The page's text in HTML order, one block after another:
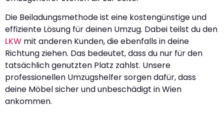
Die Beiladungsmethode ist eine kostengünstige und
effiziente Lösung für deinen Umzug. Dabei teilst du den
LKW mit anderen Kunden, die ebenfalls in deine
Richtung ziehen. Das bedeutet, dass du nur für den
tatsächlich genutzten Platz zahlst. Unsere
professionellen Umzugshelfer sorgen dafür, dass
deine Möbel sicher und unbeschädigt in Wien
ankommen.